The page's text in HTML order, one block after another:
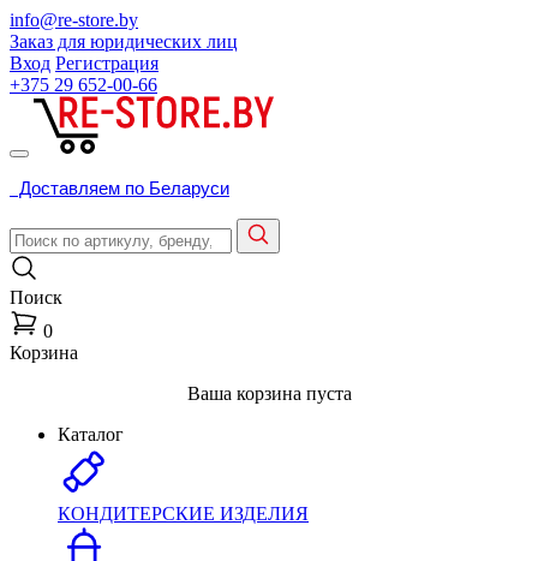
info@re-store.by
Заказ для юридических лиц
Вход Регистрация
+375 29 652-00-66
Доставляем по Беларуси
Поиск
0
Корзина
Ваша корзина пуста
Каталог
КОНДИТЕРСКИЕ ИЗДЕЛИЯ